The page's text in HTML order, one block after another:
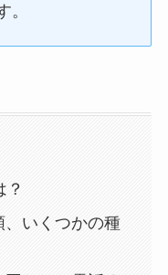
。
？
、いくつかの種